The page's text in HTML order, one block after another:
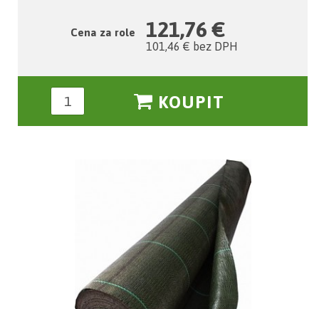
Cena za role 121,76 €
101,46 € bez DPH
KOUPIT